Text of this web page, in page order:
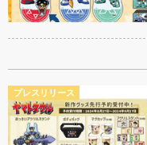
プレスリリース